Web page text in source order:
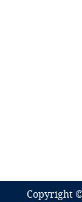
Copyright